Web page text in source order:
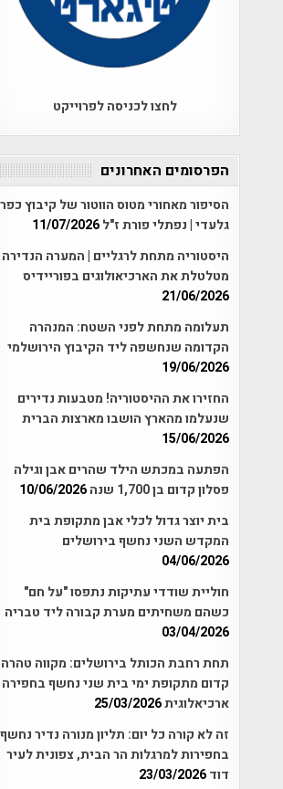
לחצו לכניסה לפרוייקט
הפרסומים האחרונים
הסיפור מאחורי מטוס הווטור של קיבוץ כפר
גלעדי | נפתלי פורת ז"ל11/07/2026
היסטוריה מתחת לרגליים | המערה הנדירה
מטלטלת את הארכיאולוגים בפוריידיס
21/06/2026
תעלומה מתחת לפני השטח: המנהרה
הקדומה שנחשפה ליד הקיבוץ הירושלמי
19/06/2026
החזירו את ההיסטוריה! מטבעות נדירים
שנעלמו מהארץ הושבו מארצות הברית
15/06/2026
הפתעה במכתש הילד שהרים אבן וגילה
פסלון קדום בן 1,700 שנה
10/06/2026
בית יוצר גדול לכלי אבן מתקופת בית
המקדש השני נחשף בירושלים
04/06/2026
חוליית שודדי עתיקות נתפסו "על חם"
כשהם משחיתים מערת קבורה ליד טבריה
03/04/2026
תחת רחבת הכותל בירושלים: מקווה טהרה
קדום מתקופת ימי בית שני נחשף בחפירה
ארכיאלוגית25/03/2026
זה לא קורה כל יום: תליון מנורה נדיר נחשף
בחפירות למרגלות הר הבית, צפונית לעיר
דוד23/03/2026